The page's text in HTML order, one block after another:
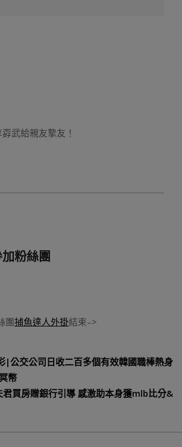
武給親友摯友！
粉絲團
團捕魚達人外掛結束–>
|公交公司日收二百多個有效韓國職棒熱身
幣
買房贈銀行引導 感激助本身獲mlb比分&